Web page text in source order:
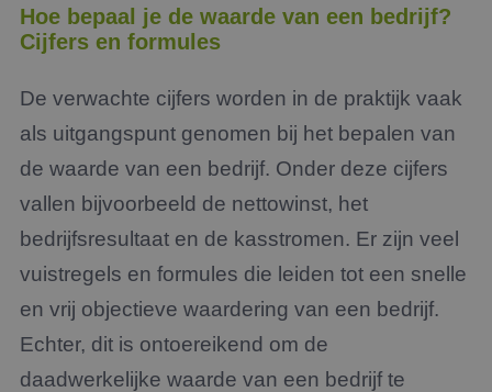
Hoe bepaal je de waarde van een bedrijf?
Cijfers en formules
De verwachte cijfers worden in de praktijk vaak
als uitgangspunt genomen bij het bepalen van
de waarde van een bedrijf. Onder deze cijfers
vallen bijvoorbeeld de nettowinst, het
bedrijfsresultaat en de kasstromen. Er zijn veel
vuistregels en formules die leiden tot een snelle
en vrij objectieve waardering van een bedrijf.
Echter, dit is ontoereikend om de
daadwerkelijke waarde van een bedrijf te